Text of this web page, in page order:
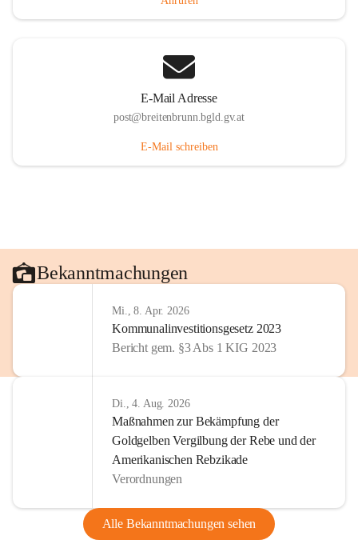
E-Mail Adresse
post@breitenbrunn.bgld.gv.at
E-Mail schreiben
Bekanntmachungen
Mi., 8. Apr. 2026
Kommunalinvestitionsgesetz 2023
Bericht gem. §3 Abs 1 KIG 2023
Di., 4. Aug. 2026
Maßnahmen zur Bekämpfung der
Goldgelben Vergilbung der Rebe und der
Amerikanischen Rebzikade
Verordnungen
Alle Bekanntmachungen sehen